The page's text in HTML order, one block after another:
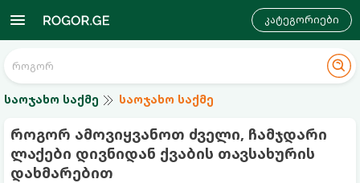
კატეგორიები
საოჯახო საქმე საოჯახო საქმე
როგორ ამოვიყვანოთ ძველი, ჩამჯდარი
ლაქები დივნიდან ქვაბის თავსახურის
დახმარებით